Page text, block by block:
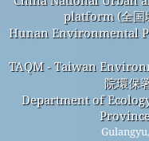
platform (全国
Hunan Environmental
TAQM - Taiwan
院環保
Department of